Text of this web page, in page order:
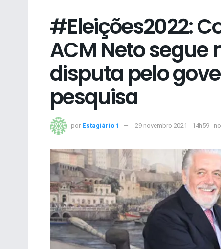
#Eleições2022:
ACM Neto segue
disputa pelo
pesquisa
por Estagiário 1 29 novembro 2021 - 14h59 no